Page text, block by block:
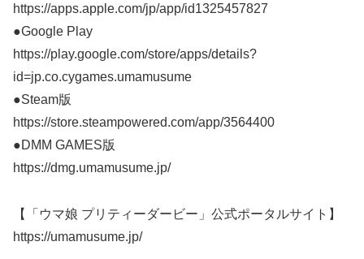
https://apps.apple.com/jp/app/id1325457827
●Google Play
https://play.google.com/store/apps/details?
id=jp.co.cygames.umamusume
●Steam版
https://store.steampowered.com/app/3564400
●DMM GAMES版
https://dmg.umamusume.jp/
【「ウマ娘 プリティーダービー」公式ポータルサイト】
https://umamusume.jp/